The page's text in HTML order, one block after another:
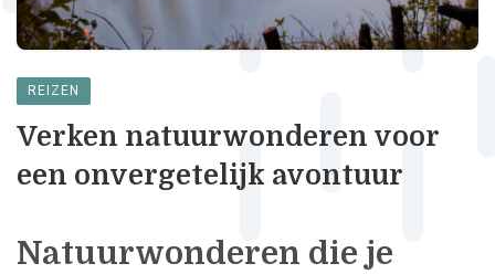
REIZEN
Verken natuurwonderen voor
een onvergetelijk avontuur
Natuurwonderen die je